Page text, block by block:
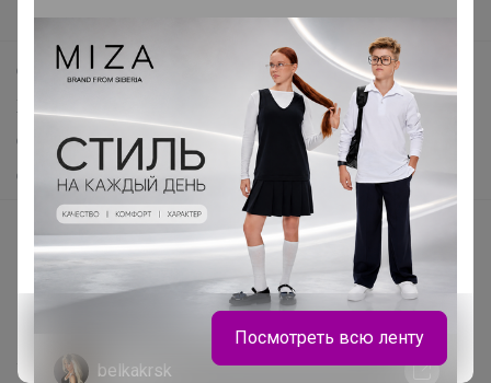
Поддержка альпак
Самое выгодное
Хиты продаж
Самое желанное
Самое быстрое
Начать зарабатывать с 24-ok
Picabox.ru - Лучшее место для ваших изображений
Розыгрыш - Генератор случайных чисел
Пульс нашего маркетплейса
Укорачиватель ссылок
belkakrsk
Посмотреть всю ленту